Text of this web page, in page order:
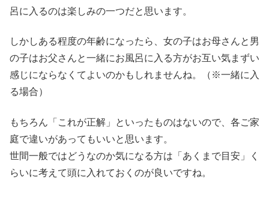
呂に入るのは楽しみの一つだと思います。
しかしある程度の年齢になったら、女の子はお母さんと男
の子はお父さんと一緒にお風呂に入る方がお互い気まずい
感じにならなくてよいのかもしれませんね。（※一緒に入
る場合）
もちろん「これが正解」といったものはないので、各ご家
庭で違いがあってもいいと思います。
世間一般ではどうなのか気になる方は「あくまで目安」く
らいに考えて頭に入れておくのが良いですね。